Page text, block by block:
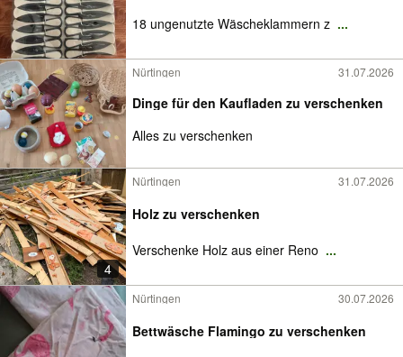
18 ungenutzte Wäscheklammern z ...
Nürtingen 31.07.2026
Dinge für den Kaufladen zu verschenken
Alles zu verschenken
4
Nürtingen 31.07.2026
Holz zu verschenken
Verschenke Holz aus einer Reno ...
Nürtingen 30.07.2026
Bettwäsche Flamingo zu verschenken